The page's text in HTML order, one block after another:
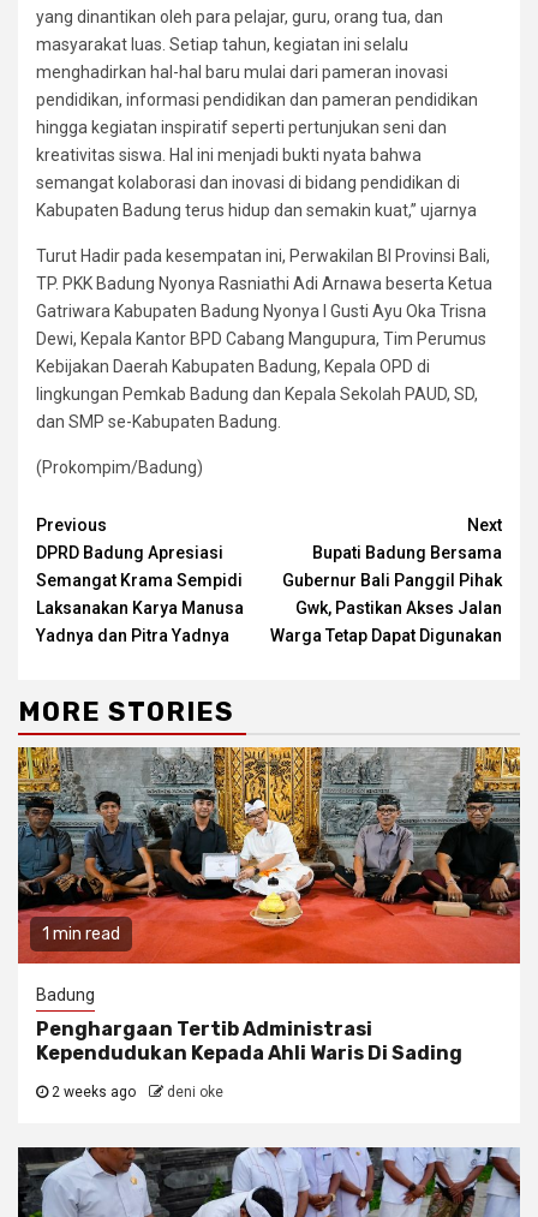
yang dinantikan oleh para pelajar, guru, orang tua, dan
masyarakat luas. Setiap tahun, kegiatan ini selalu
menghadirkan hal-hal baru mulai dari pameran inovasi
pendidikan, informasi pendidikan dan pameran pendidikan
hingga kegiatan inspiratif seperti pertunjukan seni dan
kreativitas siswa. Hal ini menjadi bukti nyata bahwa
semangat kolaborasi dan inovasi di bidang pendidikan di
Kabupaten Badung terus hidup dan semakin kuat,” ujarnya
Turut Hadir pada kesempatan ini, Perwakilan BI Provinsi Bali,
TP. PKK Badung Nyonya Rasniathi Adi Arnawa beserta Ketua
Gatriwara Kabupaten Badung Nyonya I Gusti Ayu Oka Trisna
Dewi, Kepala Kantor BPD Cabang Mangupura, Tim Perumus
Kebijakan Daerah Kabupaten Badung, Kepala OPD di
lingkungan Pemkab Badung dan Kepala Sekolah PAUD, SD,
dan SMP se-Kabupaten Badung.
(Prokompim/Badung)
Continue
Reading
Previous
DPRD Badung Apresiasi
Semangat Krama Sempidi
Laksanakan Karya Manusa
Yadnya dan Pitra Yadnya
Next
Bupati Badung Bersama
Gubernur Bali Panggil Pihak
Gwk, Pastikan Akses Jalan
Warga Tetap Dapat Digunakan
MORE STORIES
1 min read
Badung
Penghargaan Tertib Administrasi
Kependudukan Kepada Ahli Waris Di Sading
2 weeks ago deni oke